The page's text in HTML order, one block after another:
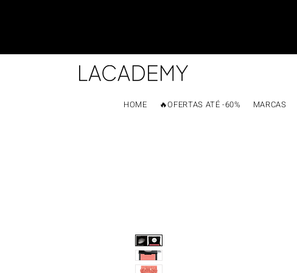
HOME 🔥OFERTAS ATÉ -60% MARCAS